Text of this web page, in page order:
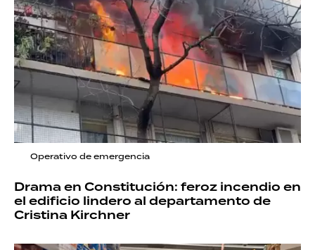
Operativo de emergencia
Drama en Constitución: feroz incendio en
el edificio lindero al departamento de
Cristina Kirchner